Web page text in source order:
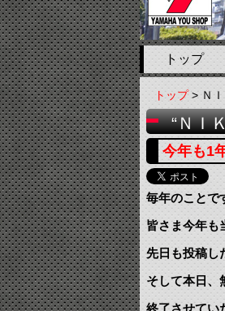
トップ
トップ> ＮＩ
“ＮＩ
今年も1
毎年のことで
皆さま今年も
先日も投稿し
そして本日、
終了させて